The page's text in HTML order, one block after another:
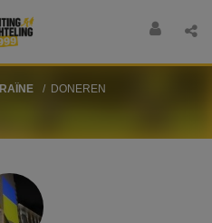
DONEREN